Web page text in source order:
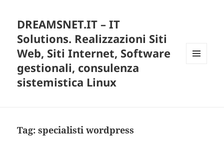
DREAMSNET.IT – IT
Solutions. Realizzazioni Siti
Web, Siti Internet, Software
gestionali, consulenza
sistemistica Linux
Tag:specialisti wordpress